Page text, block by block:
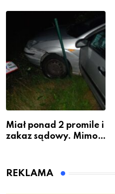
zawodem przyszłości i
gdzie się go nauczyć?
Miał ponad 2 promile i
zakaz sądowy. Mimo
Bolszewie i uderzył w
REKLAMA